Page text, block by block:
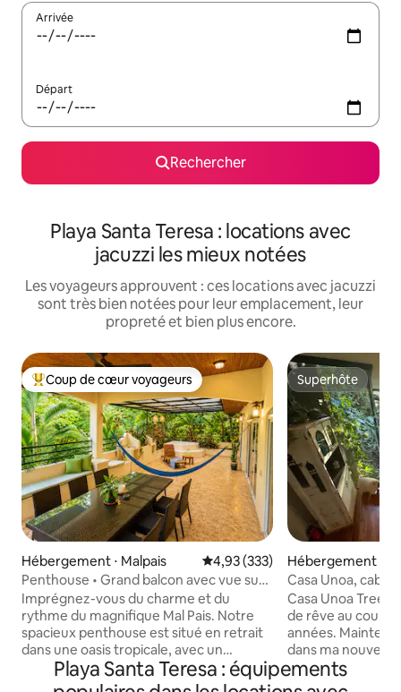
Arrivée
Départ
Rechercher
Playa Santa Teresa : locations avec
jacuzzi les mieux notées
Les voyageurs approuvent : ces locations avec jacuzzi
sont très bien notées pour leur emplacement, leur
propreté et bien plus encore.
Coups de cœur voyageurs les plus appréciés
Coup de cœur voyageurs
Hébergement ⋅ Malpais Évaluation moyenne sur la
4,93 (333)
Penthouse • Grand balcon avec vue sur
la jungle • Près de la plage
Imprégnez-vous du charme et du
rythme du magnifique Mal Pais. Notre
spacieux penthouse est situé en retrait
dans une oasis tropicale, avec un
aménagement intérieur confortable qui
s'ouvre sur un immense balcon avec vue
Superhôte
Superhôte
Hébergement ⋅
Casa Unoa,
arbres par
Casa Unoa Tree
de rêve au cours
années.
dans ma nouvelle
que vous
de celle-ci. J'ai
Playa Santa Teresa : équipements